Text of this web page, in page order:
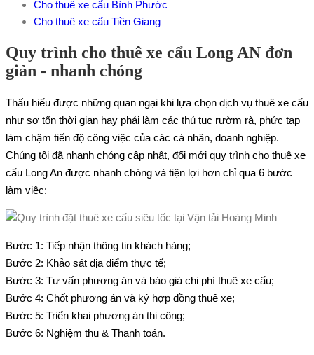
Cho thuê xe cẩu Bình Phước
Cho thuê xe cẩu Tiền Giang
Quy trình cho thuê xe cẩu Long AN đơn
giản - nhanh chóng
Thấu hiểu được những quan ngại khi lựa chọn dịch vụ thuê xe cẩu
như sợ tốn thời gian hay phải làm các thủ tục rườm rà, phức tạp
làm chậm tiến độ công việc của các cá nhân, doanh nghiệp.
Chúng tôi đã nhanh chóng cập nhật, đổi mới quy trình cho thuê xe
cẩu Long An được nhanh chóng và tiện lợi hơn chỉ qua 6 bước
làm việc:
Bước 1: Tiếp nhận thông tin khách hàng;
Bước 2: Khảo sát địa điểm thực tế;
Bước 3: Tư vấn phương án và báo giá chi phí thuê xe cẩu;
Bước 4: Chốt phương án và ký hợp đồng thuê xe;
Bước 5: Triển khai phương án thi công;
Bước 6: Nghiệm thu & Thanh toán.